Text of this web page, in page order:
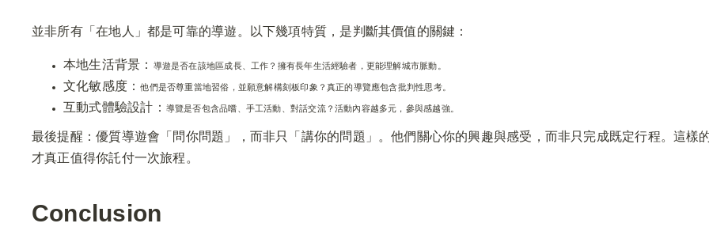
並非所有「在地人」都是可靠的導遊。以下幾項特質，是判斷其價值的關鍵：
本地生活背景： 導遊是否在該地區成長、工作？擁有長年生活經驗者，更能理解城市脈動。
文化敏感度：他們是否尊重當地習俗，並願意解構刻板印象？真正的導覽應包含批判性思考。
互動式體驗設計： 導覽是否包含品嚐、手工活動、對話交流？活動內容越多元，參與感越強。
最後提醒：優質導遊會「問你問題」，而非只「講你的問題」。他們關心你的興趣與感受，而非只完成既定行程。這樣
才真正值得你託付一次旅程。
Conclusion